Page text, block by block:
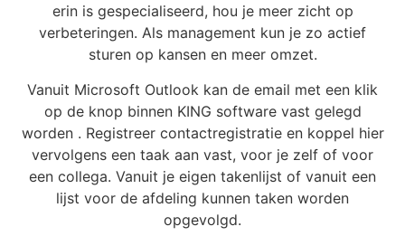
erin is gespecialiseerd, hou je meer zicht op
verbeteringen. Als management kun je zo actief
sturen op kansen en meer omzet.
Vanuit Microsoft Outlook kan de email met een klik
op de knop binnen KING software vast gelegd
worden . Registreer contactregistratie en koppel hier
vervolgens een taak aan vast, voor je zelf of voor
een collega. Vanuit je eigen takenlijst of vanuit een
lijst voor de afdeling kunnen taken worden
opgevolgd.